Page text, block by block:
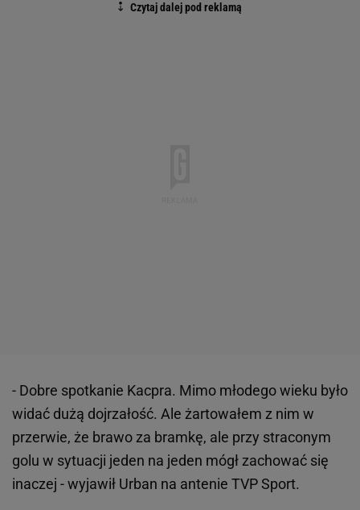
- Dobre spotkanie Kacpra. Mimo młodego wieku było
widać dużą dojrzałość. Ale żartowałem z nim w
przerwie, że brawo za bramkę, ale przy straconym
golu w sytuacji jeden na jeden mógł zachować się
inaczej - wyjawił Urban na antenie TVP Sport.